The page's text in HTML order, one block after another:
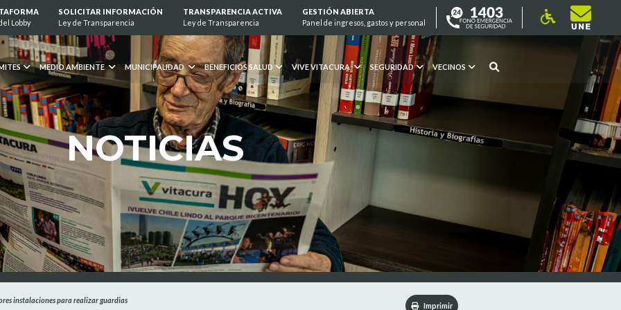
Lobby
SOLICITAR INFORMACIÓN
Ley de Transparencia
TRANSPARENCIA ACTIVA
Ley de Transparencia
GESTIÓN ABIERTA
Panel de ingresos, gastos y personal
MEDIO AMBIENTE MUNICIPALIDAD BENEFICIOS SALUD VIVE VITACURA SEGURIDAD VECINOS
NOTICIAS
instalaciones para realizar guardias
Imprimir